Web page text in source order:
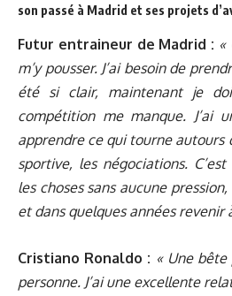
son passé à Madrid et ses projets
Futur entraineur de Madrid : «
m’y pousser. J’ai besoin de
été si clair, maintenant je
compétition me manque. J’ai
apprendre ce qui tourne autours
sportive, les négociations.
les choses sans aucune
et dans quelques années revenir
Cristiano Ronaldo : « Une
personne. J’ai une excellente